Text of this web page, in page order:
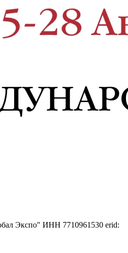
Экспо" ИНН 7710961530 erid: